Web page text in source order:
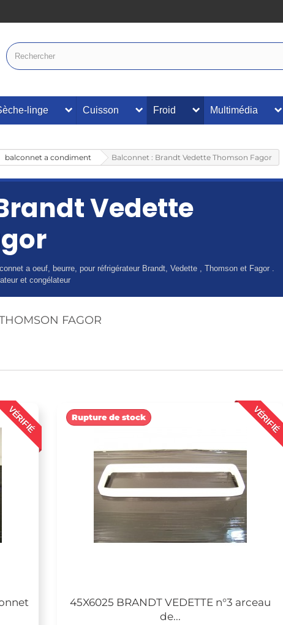
linge Cuisson Froid Multimédia
balconnet a condiment Balconnet : Brandt Vedette Thomson Fagor
Vedette
a oeuf, beurre, pour réfrigérateur Brandt, Vedette , Thomson et Fagor .
et congélateur
FAGOR
VÉRIFIÉ VÉRIFIÉ
45X6025 BRANDT VEDETTE n°3 arceau
de...
Rupture de stock